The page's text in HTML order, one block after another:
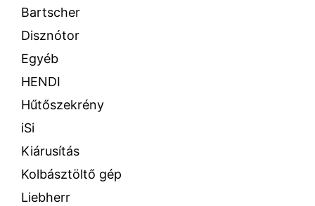
Bartscher
Disznótor
Egyéb
HENDI
Hűtőszekrény
iSi
Kiárusítás
Kolbásztöltő gép
Liebherr